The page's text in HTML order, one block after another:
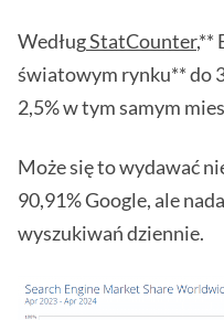
WedługStatCounter,**
światowym rynku** do
2,5% w tym samym
Może się to wydawać
90,91% Google, ale
wyszukiwań dziennie.